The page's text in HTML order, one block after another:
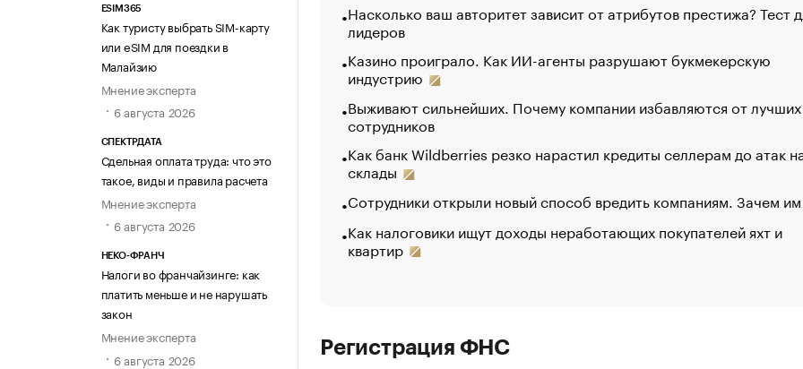
ESIM365
Как туристу выбрать SIM-карту
или eSIM для поездки в
Малайзию
Мнение эксперта
6 августа 2026
СПЕКТРДАТА
Сдельная оплата труда: что это
такое, виды и правила расчета
Мнение эксперта
6 августа 2026
НЕКО-ФРАНЧ
Налоги во франчайзинге: как
платить меньше и не нарушать
закон
Мнение эксперта
6 августа 2026
Насколько ваш авторитет зависит от атрибутов престижа? Тест
лидеров
Казино проиграло. Как ИИ-агенты разрушают букмекерскую
индустрию
Выживают сильнейших. Почему компании избавляются от лучших
сотрудников
Как банк Wildberries резко нарастил кредиты селлерам до атак
склады
Сотрудники открыли новый способ вредить компаниям. Зачем
Как налоговики ищут доходы неработающих покупателей яхт и
квартир
Регистрация ФНС